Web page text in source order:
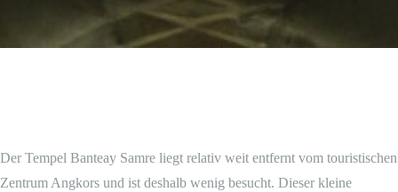
Der Tempel Banteay Samre liegt relativ weit entfernt vom touristischen
Zentrum Angkors und ist deshalb wenig besucht. Dieser kleine